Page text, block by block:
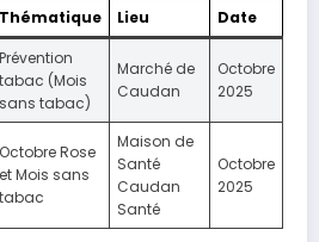
Thématique Lieu
Date
Prévention
tabac (Mois
sans tabac)
Marché de
Caudan
Octobre
2025
Octobre Rose
et Mois sans
tabac
Maison de
Santé
Caudan
Santé
Octobre
2025